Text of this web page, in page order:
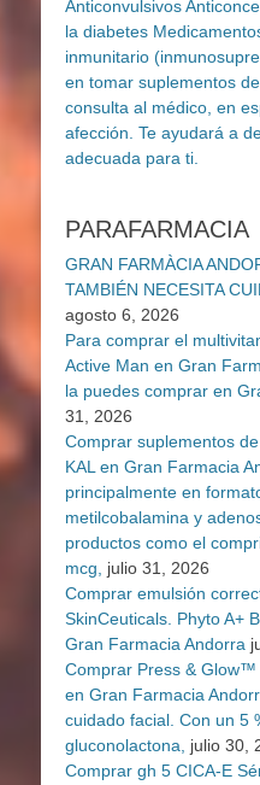
PARAFARMACIA
GRAN FARMÀCIA
TAMBIÉN NECESITA
agosto 6, 2026
Para comprar el
Active Man en Gran
la puedes comprar en
31, 2026
Comprar suplementos
KAL en Gran Farmacia
principalmente en
metilcobalamina y
productos como el
mcg,
julio 31, 2026
Comprar emulsión
SkinCeuticals. Phyto A+
Gran Farmacia Andorra
Comprar Press & Glow™
en Gran Farmacia
cuidado facial. Con un 5
gluconolactona,
julio 30,
Comprar gh 5 CICA-E